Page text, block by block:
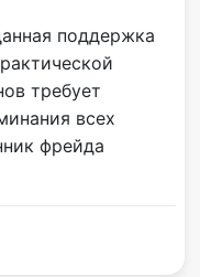
поддержка
требует
всех
фрейда